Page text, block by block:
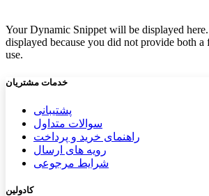
Your Dynamic Snippet will be displayed
displayed because you did not provide both a
use.
خدمات مشتریان
پشتیب​​انی
سوالات متداول
راهنمای خرید و پرداخت
رویه های ارسال
شرایط مرجوعی
کادولین